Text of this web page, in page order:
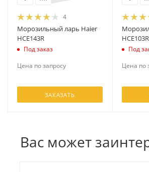
4
Морозильный ларь Haier
HCE143R
Под заказ
Цена по запросу
ЗАКАЗАТЬ
HCE103R
Под
Цена по
Вас может